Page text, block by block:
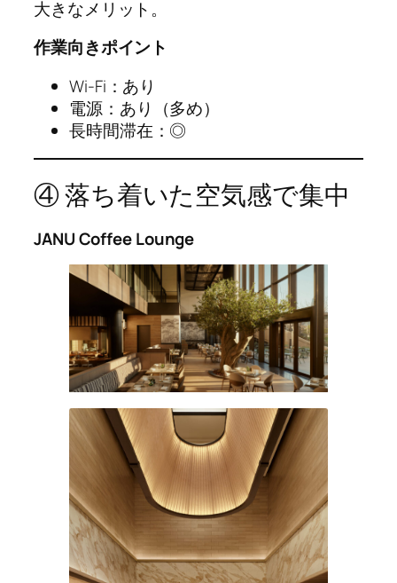
大きなメリット。
作業向きポイント
Wi-Fi：あり
電源：あり（多め）
長時間滞在：◎
④ 落ち着いた空気感で集中
JANU Coffee Lounge